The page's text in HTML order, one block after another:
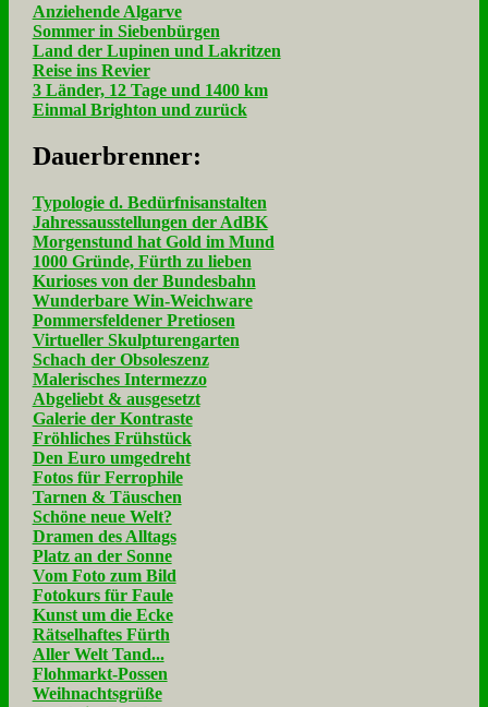
Anziehende Algarve
Sommer in Siebenbürgen
Land der Lupinen und Lakritzen
Reise ins Revier
3 Länder, 12 Tage und 1400 km
Einmal Brighton und zurück
Dau­er­bren­ner:
Typologie d. Bedürfnisanstalten
Jahressausstellungen der AdBK
Morgenstund hat Gold im Mund
1000 Gründe, Fürth zu lieben
Kurioses von der Bundesbahn
Wunderbare Win-Weichware
Pommersfeldener Pretiosen
Virtueller Skulpturengarten
Schach der Obsoleszenz
Malerisches Intermezzo
Abgeliebt & ausgesetzt
Galerie der Kontraste
Fröhliches Frühstück
Den Euro umgedreht
Fotos für Ferrophile
Tarnen & Täuschen
Schöne neue Welt?
Dramen des Alltags
Platz an der Sonne
Vom Foto zum Bild
Fotokurs für Faule
Kunst um die Ecke
Rätselhaftes Fürth
Aller Welt Tand...
Flohmarkt-Possen
Weihnachtsgrüße